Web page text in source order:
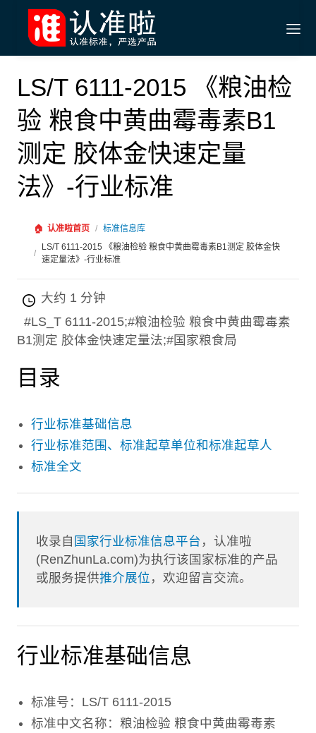
LS/T 6111-2015 《粮油检
验 粮食中黄曲霉毒素B1
测定 胶体金快速定量
法》-行业标准
🏠 认准啦首页 / 标准信息库
/
LS/T 6111-2015 《粮油检验 粮食中黄曲霉毒素B1测定 胶体金快
速定量法》-行业标准
大约 1 分钟
#LS_T 6111-2015;#粮油检验 粮食中黄曲霉毒素
B1测定 胶体金快速定量法;#国家粮食局
目录
行业标准基础信息
行业标准范围、标准起草单位和标准起草人
标准全文
收录自 国家行业标准信息平台 ，认准啦
(RenZhunLa.com)为执行该国家标准的产品
或服务提供推介展位 ，欢迎留言交流。
行业标准基础信息
标准号：LS/T 6111-2015
标准中文名称：粮油检验 粮食中黄曲霉毒素